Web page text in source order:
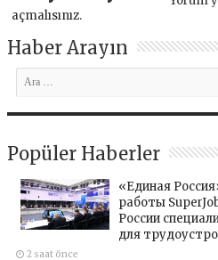
açmalısınız.
Haber Arayın
Popüler Haberler
«Единая
работы
России
для
2 saat önce